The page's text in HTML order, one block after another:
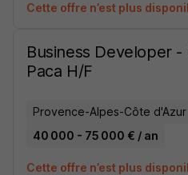
Cette offre n’est plus
Business Developer -
Paca H/F
Provence-Alpes-Côte d'Azur
40 000 - 75 000 € / an
Cette offre n’est plus